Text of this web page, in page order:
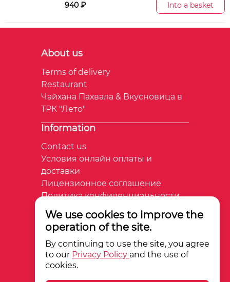
940 ₽ Into a basket
About us
Terms of delivery
Restaurant
Чайхана Пахвала & Вкусновица в
ТРК "Лето"
Information
Contact us
Условия онлайн оплаты и
доставки
Лицензионное соглашение
Политика конфиденцианьности
+7 981 739-88-93
pahvala&vkusnovica.ru
We use cookies to improve the
operation of the site.
By continuing to use the site, you agree
to our Privacy Policy and the use of
cookies.